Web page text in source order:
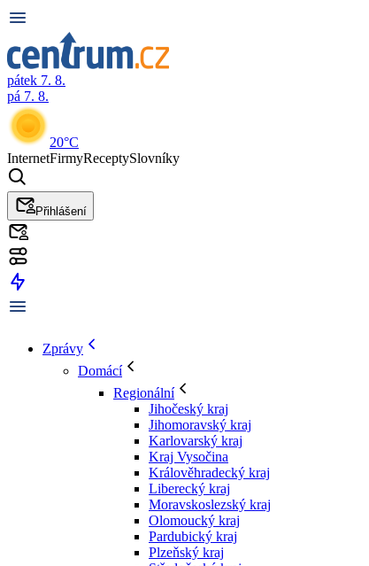
pátek 7. 8.
pá 7. 8.
20°C
InternetFirmyReceptySlovníky
Přihlášení
Zprávy
Domácí
Regionální
Jihočeský kraj
Jihomoravský kraj
Karlovarský kraj
Kraj Vysočina
Králověhradecký kraj
Liberecký kraj
Moravskoslezský kraj
Olomoucký kraj
Pardubický kraj
Plzeňský kraj